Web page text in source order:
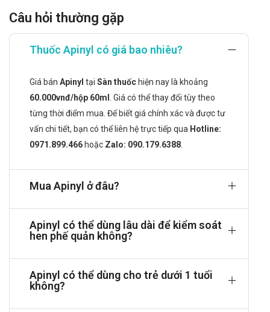
Phân bố: Vào sữa mẹ với nồng độ tương tự huyết
tương, nhưng lượng thuốc truyền qua sữa <1% liều
uống.
hợp với acid sulfuric không còn hoạt tính.
Thải trừ: Qua nước tiểu.
Guaifenesin:
Hấp thu: Tốt qua đường tiêu hóa.
Chuyển hóa: Ở gan.
Tác dụng dược lý:
Terbutalin: Là chất chủ vận beta2-adrenergic, tác động
Gây giãn cơ trơn phế quản, tử cung, mạch máu ngoại vi,
giúp giảm sức cản đường thở. Ở liều cao có thể gây
tiết, tăng khối lượng và giảm độ quánh đờm, hỗ trợ
tống xuất đờm dễ dàng hơn.
Câu hỏi thường gặp
Thuốc Apinyl có giá bao nhiêu?
Giá bán Apinyl tại Sàn thuốc hiện nay là khoảng
60.000vnđ/hộp 60ml . Giá có thể thay đổi tùy theo
từng thời điểm mua. Để biết giá chính xác và được tư
vấn chi tiết, bạn có thể liên hệ trực tiếp qua Hotline:
0971.899.466 hoặc Zalo: 090.179.6388.
Mua Apinyl ở đâu?
Apinyl có thể dùng lâu dài để kiểm soát
hen phế quản không?
Apinyl có thể dùng cho trẻ dưới 1 tuổi
không?